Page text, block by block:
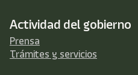
Actividad del gobierno
Prensa
Trámites y servicios